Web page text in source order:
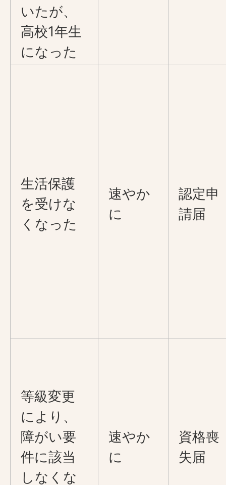
いたが、
高校1年生
になった
生活保護
を受けな
くなった
速やか
に
認定申
請届
等級変更
により、
障がい要
件に該当
しなくな
速やか
に
資格喪
失届